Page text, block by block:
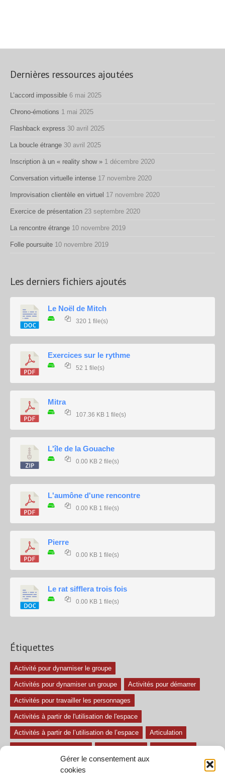
Gérer le consentement aux
cookies
Dernières ressources ajoutées
L’accord impossible 6 mai 2025
Chrono-émotions 1 mai 2025
Flashback express 30 avril 2025
La boucle étrange 30 avril 2025
Inscription à un « reality show » 1 décembre 2020
Conversation virtuelle intense 17 novembre 2020
Improvisation clientèle en virtuel 17 novembre 2020
Exercice de présentation 23 septembre 2020
La rencontre étrange 10 novembre 2019
Folle poursuite 10 novembre 2019
Les derniers fichiers ajoutés
Le Noël de Mitch
320 1 file(s)
Exercices sur le rythme
52 1 file(s)
Mitra
107.36 KB 1 file(s)
L'île de la Gouache
0.00 KB 2 file(s)
L'aumône d'une rencontre
0.00 KB 1 file(s)
Pierre
0.00 KB 1 file(s)
Le rat sifflera trois fois
0.00 KB 1 file(s)
Étiquettes
Activité pour dynamiser le groupe
Activités pour dynamiser un groupe Activités pour démarrer
Activités pour travailler les personnages
Activités à partir de l'utilisation de l'espace
Activités à partir de l’utilisation de l’espace Articulation
Exercices difficiles